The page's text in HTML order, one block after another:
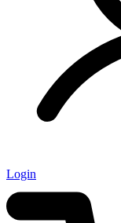
Login